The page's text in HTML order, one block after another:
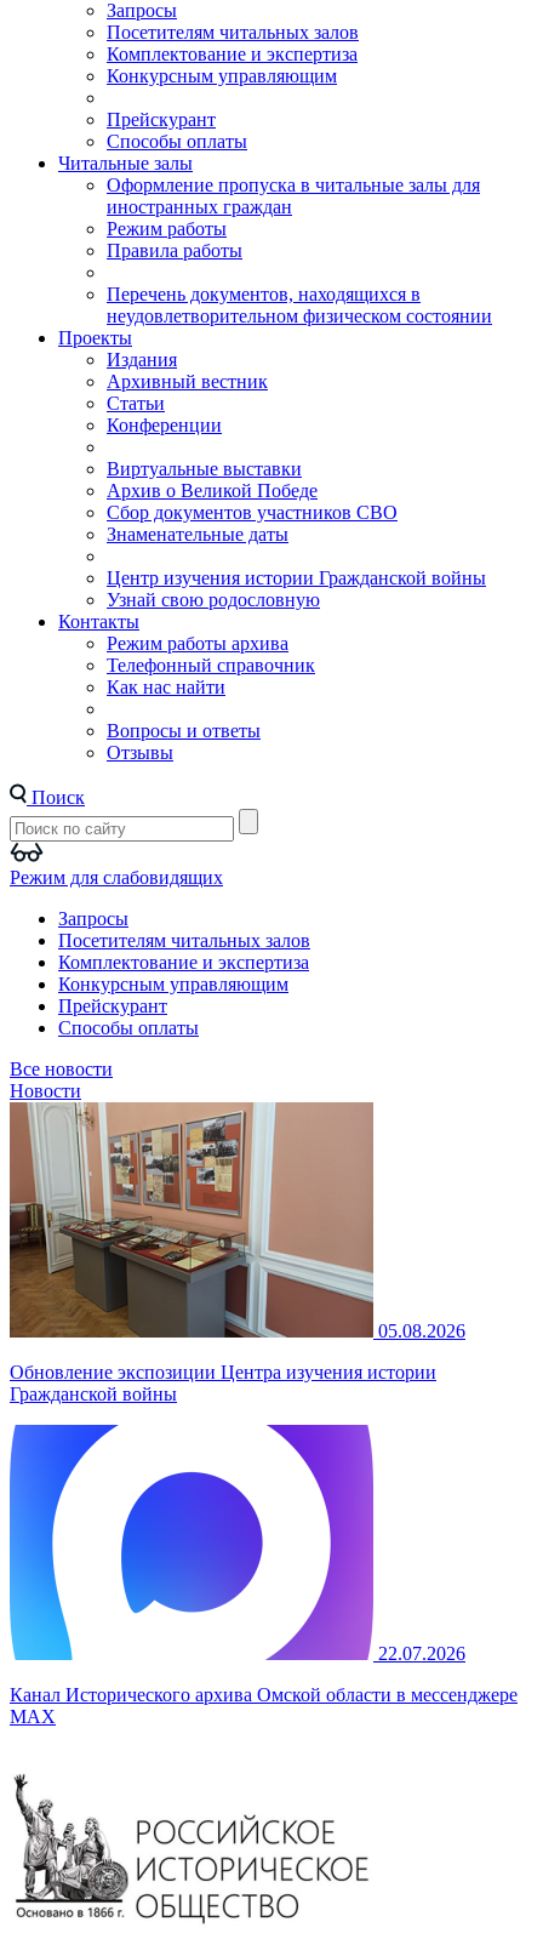
Запросы
Посетителям читальных залов
Комплектование и экспертиза
Конкурсным управляющим
Прейскурант
Способы оплаты
Читальные залы
Оформление пропуска в читальные залы для
иностранных граждан
Режим работы
Правила работы
Перечень документов, находящихся в
неудовлетворительном физическом состоянии
Проекты
Издания
Архивный вестник
Статьи
Конференции
Виртуальные выставки
Архив о Великой Победе
Сбор документов участников СВО
Знаменательные даты
Центр изучения истории Гражданской войны
Узнай свою родословную
Контакты
Режим работы архива
Телефонный справочник
Как нас найти
Вопросы и ответы
Отзывы
Поиск
Режим для слабовидящих
Запросы
Посетителям читальных залов
Комплектование и экспертиза
Конкурсным управляющим
Прейскурант
Способы оплаты
Все новости
Новости
05.08.2026
Обновление экспозиции Центра изучения истории
Гражданской войны
22.07.2026
Канал Исторического архива Омской области в мессенджере
MAX